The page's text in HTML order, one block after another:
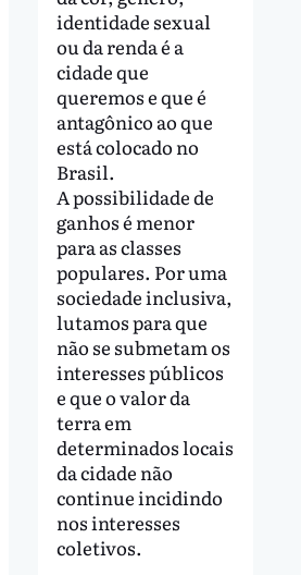
identidade sexual
ou da renda é a
cidade que
queremos e que é
antagônico ao que
está colocado no
Brasil.
A possibilidade de
ganhos é menor
para as classes
populares. Por uma
sociedade inclusiva,
lutamos para que
não se submetam os
interesses públicos
e que o valor da
terra em
determinados locais
da cidade não
continue incidindo
nos interesses
coletivos.